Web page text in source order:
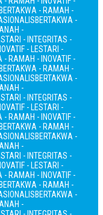
BERTAKWA - RAMAH -
BERTAKWA -
-
- INTEGRITAS -
- LESTARI -
- RAMAH - INOVATIF -
BERTAKWA - RAMAH -
BERTAKWA -
-
- INTEGRITAS -
- LESTARI -
- RAMAH - INOVATIF -
BERTAKWA - RAMAH -
BERTAKWA -
-
- INTEGRITAS -
- LESTARI -
- RAMAH - INOVATIF -
BERTAKWA - RAMAH -
BERTAKWA -
-